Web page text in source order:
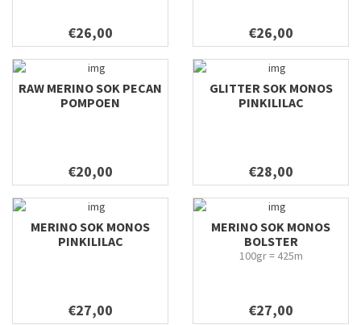
€26,00 €26,00
RAW MERINO SOK PECAN
POMPOEN
€20,00
GLITTER SOK MONOS
PINKILILAC
€28,00
MERINO SOK MONOS
PINKILILAC
€27,00
MERINO SOK MONOS
BOLSTER
100gr = 425m
€27,00